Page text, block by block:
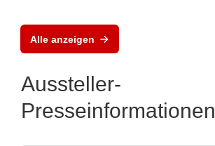
Alle anzeigen
Aussteller-
Presseinformationen